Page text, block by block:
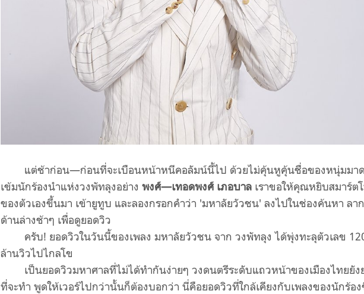
แต่ช้าก่อน—ก่อนที่จะเบือนหน้าหนีคอลัมน์นี้ไป ด้วยไม่คุ้นหูคุ้นชื่อของหนุ่มมาด
เข้มนักร้องนำแห่งวงพัทลุงอย่าง พงศ์—เทอดพงศ์ เภอบาลเราขอให้คุณหยิบสมาร์ต
ของตัวเองขึ้นมา เข้ายูทูบ และลองกรอกคำว่า 'มหาลัยวัวชน' ลงไปในช่องค้นหา ลา
ด้านล่างช้าๆ เพื่อดูยอดวิว
ครับ! ยอดวิวในวันนี้ของเพลง มหาลัยวัวชน จาก วงพัทลุง ได้พุ่งทะลุตัวเลข
ล้านวิวไปไกลโข
เป็นยอดวิวมหาศาลที่ไม่ได้ทำกันง่ายๆ วงดนตรีระดับแถวหน้าของเมืองไทยยัง
ที่จะทำ พูดให้เวอร์ไปกว่านั้นก็ต้องบอกว่า นี่คือยอดวิวที่ใกล้เคียงกับเพลงของนักร้อ